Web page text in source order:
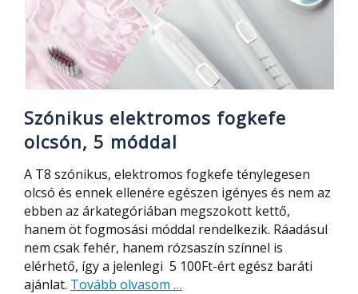
Szónikus elektromos fogkefe
olcsón, 5 móddal
A T8 szónikus, elektromos fogkefe ténylegesen
olcsó és ennek ellenére egészen igényes és nem az
ebben az árkategóriában megszokott kettő,
hanem öt fogmosási móddal rendelkezik. Ráadásul
nem csak fehér, hanem rózsaszín színnel is
elérhető, így a jelenlegi 5 100Ft-ért egész baráti
ajánlat. Tovább olvasom about
…